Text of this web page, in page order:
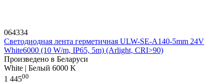
064334
Светодиодная лента герметичная ULW-SE-A140-5mm 24V
White6000 (10 W/m, IP65, 5m) (Arlight, CRI>90)
Произведено в Беларуси
White | Белый 6000 K
1 44500